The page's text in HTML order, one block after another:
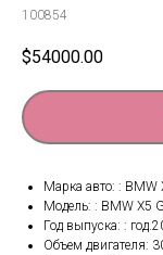
100854
$54000.00
Марка авто: : BMW
Модель: : BMW X5
Год выпуска: :
Объем двигателя: